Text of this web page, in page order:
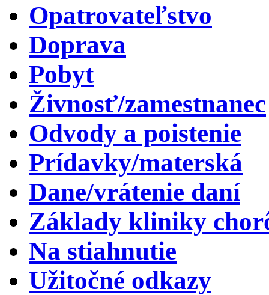
Opatrovateľstvo
Doprava
Pobyt
Živnosť/zamestnanec
Odvody a poistenie
Prídavky/materská
Dane/vrátenie daní
Základy kliniky
Na stiahnutie
Užitočné odkazy